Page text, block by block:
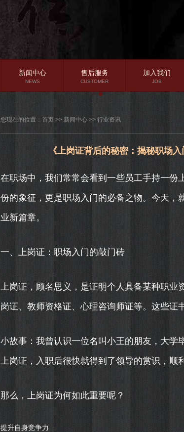
行业资讯
常见问题
新闻中心
NEWS
售后服务
CUSTOMER
加入我们
JOB
您现在的位置： 首页 >> 新闻中心 >> 行业资讯
《上岗证背后的秘密：揭秘职场
在职场中，我们常常会看到一些员工手持一份
份的象征，更是职场入门的必备之物。今天，
业新篇章。
一、上岗证：职场入门的敲门砖
上岗证，顾名思义，是证明个人具备某种职业
岗证、教师资格证、心理咨询师证等。这些证
小故事：我曾认识一位名叫小王的朋友，大学
上岗证，入职后很快就得到了领导的赏识，顺
那么，上岗证为何如此重要呢？
提升自身竞争力